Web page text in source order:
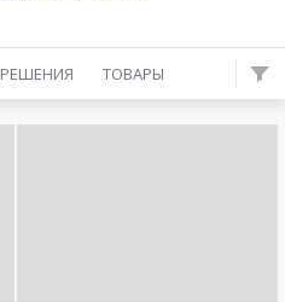
РЕШЕНИЯ ТОВАРЫ